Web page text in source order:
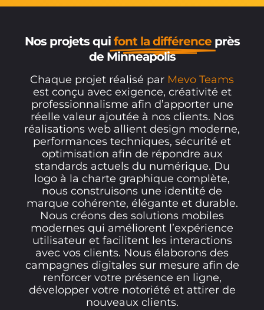
Nos projets qui font la différence près
de Minneapolis
Chaque projet réalisé par Mevo Teams
est conçu avec exigence, créativité et
professionnalisme afin d’apporter une
réelle valeur ajoutée à nos clients. Nos
réalisations web allient design moderne,
performances techniques, sécurité et
optimisation afin de répondre aux
standards actuels du numérique. Du
logo à la charte graphique complète,
nous construisons une identité de
marque cohérente, élégante et durable.
Nous créons des solutions mobiles
modernes qui améliorent l’expérience
utilisateur et facilitent les interactions
avec vos clients. Nous élaborons des
campagnes digitales sur mesure afin de
renforcer votre présence en ligne,
développer votre notoriété et attirer de
nouveaux clients.